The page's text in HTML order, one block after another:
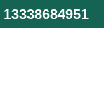
13338684951